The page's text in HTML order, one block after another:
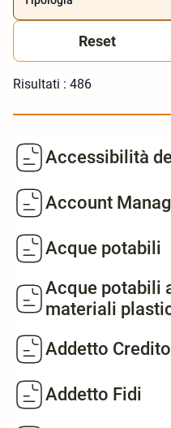
Reset
Risultati : 486
Accessibilità
Account
Acque potabili
Acque potabili
materiali
Addetto Credito
Addetto Fidi